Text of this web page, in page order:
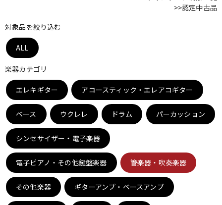
アコギ/エレアコ
ドラム パーカッション
キーボード 電子ピアノ
管楽器 その他楽器
アンプ エフェクター
>>認定中古品
対象品を絞り込む
ALL
楽器カテゴリ
エレキギター アコースティック・エレアコギター
ベース ウクレレ ドラム パーカッション
シンセサイザー・電子楽器
電子ピアノ・その他鍵盤楽器 管楽器・吹奏楽器
その他楽器 ギターアンプ・ベースアンプ